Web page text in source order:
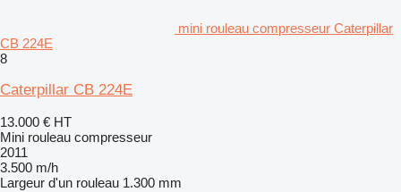
mini rouleau compresseur Caterpillar
CB 224E
8
Caterpillar CB 224E
13.000 € HT
Mini rouleau compresseur
2011
3.500 m/h
Largeur d'un rouleau 1.300 mm